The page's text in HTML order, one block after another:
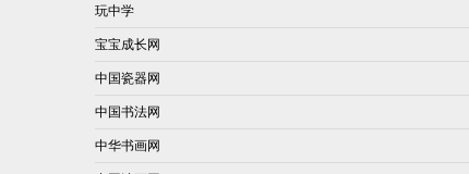
玩中学
宝宝成长网
中国瓷器网
中国书法网
中华书画网